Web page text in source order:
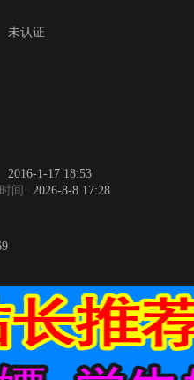
未认证
2016-1-17 18:53
间 2026-8-8 17:28